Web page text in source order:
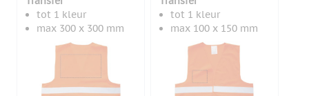
tot 1 kleur
max 300 x 300 mm
tot 1 kleur
max 100 x 150 mm